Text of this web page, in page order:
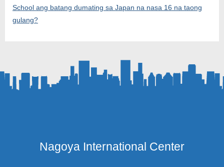
School ang batang dumating sa Japan na nasa 16 na taong
gulang?
Nagoya International Center